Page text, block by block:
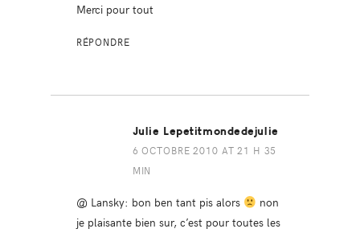
Merci pour tout
RÉPONDRE
Julie Lepetitmondedejulie
6 OCTOBRE 2010 AT 21 H 35
MIN
@ Lansky: bon ben tant pis alors
non
je plaisante bien sur, c’est pour toutes les